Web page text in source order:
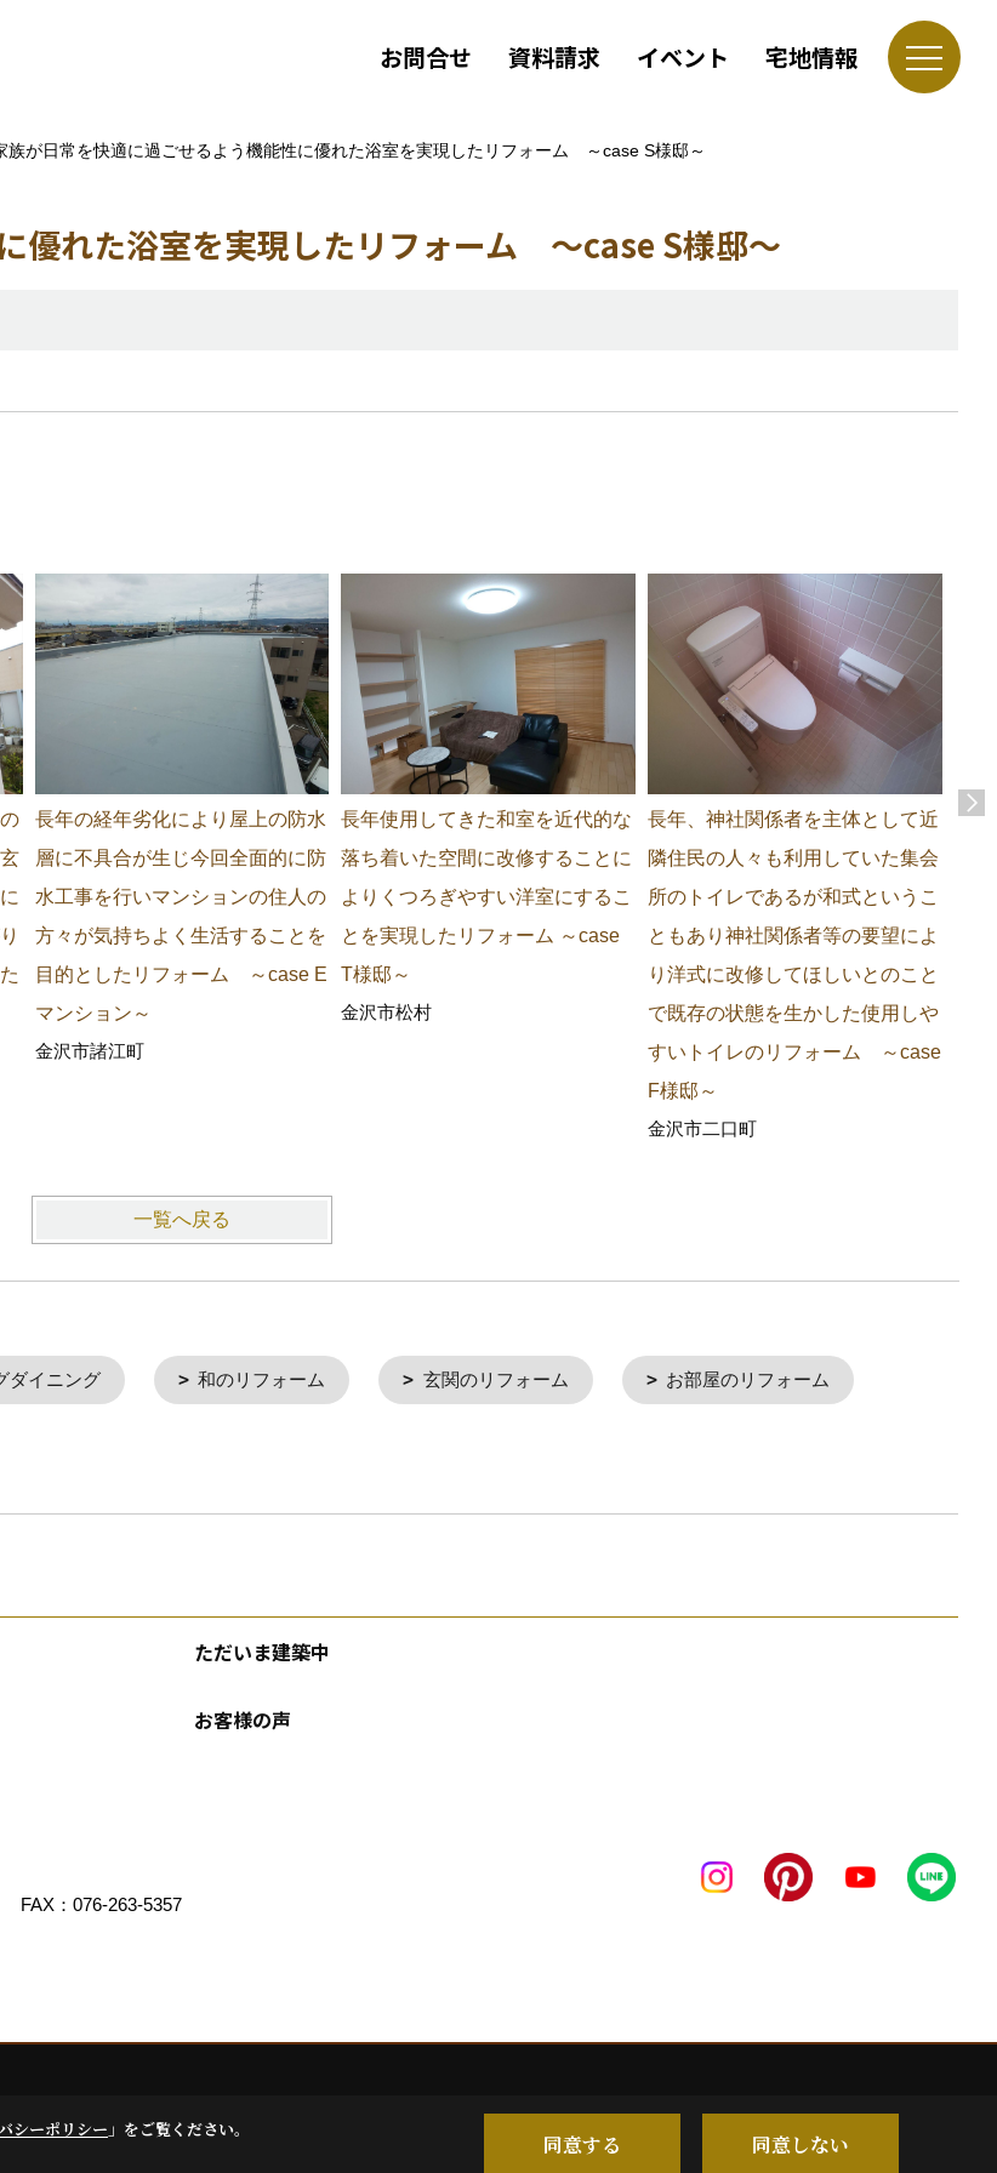
お問合せ 資料請求 イベント 宅地情報
族が日常を快適に過ごせるよう機能性に優れた浴室を実現したリフォーム ～case S様邸～
優れた浴室を実現したリフォーム ～case S様邸～
長年の経年劣化により屋上の防水
層に不具合が生じ今回全面的に防
水工事を行いマンションの住人の
方々が気持ちよく生活することを
目的としたリフォーム ～case E
マンション～
金沢市諸江町
長年使用してきた和室を近代的な
落ち着いた空間に改修することに
よりくつろぎやすい洋室にするこ
とを実現したリフォーム ～case
T様邸～
金沢市松村
長年、神社関係者を主体として近
隣住民の人々も利用していた集会
所のトイレであるが和式というこ
ともあり神社関係者等の要望によ
り洋式に改修してほしいとのこと
で既存の状態を生かした使用しや
すいトイレのリフォーム ～case
F様邸～
金沢市二口町
震
一覧へ戻る
ダイニング 和のリフォーム 玄関のリフォーム お部屋のリフォーム
ただいま建築中
お客様の声
FAX：076-263-5357
シーポリシー 」をご覧ください。
同意する 同意しない